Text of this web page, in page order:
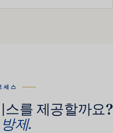
세스
스를 제공할까요?
제.